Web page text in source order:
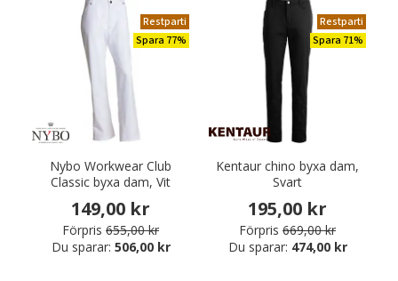
Restparti
Spara 77%
Nybo Workwear Club
Classic byxa dam, Vit
149,00 kr
Förpris 655,00 kr
Du sparar: 506,00 kr
Restparti
Spara 71%
Kentaur chino byxa dam,
Svart
195,00 kr
Förpris 669,00 kr
Du sparar: 474,00 kr